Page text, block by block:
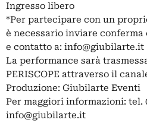
Ingresso libero
*Per partecipare con un
è necessario inviare
e contatto a: info@giubilarte.it
La performance sarà
PERISCOPE attraverso il
Produzione: Giubilarte Eventi
Per maggiori informazioni: tel.
info@giubilarte.it